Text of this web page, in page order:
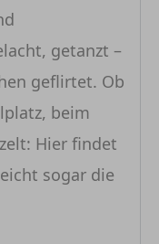
getanzt –
geflirtet. Ob
beim
Hier findet
sogar die